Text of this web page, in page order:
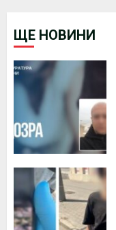
ЩЕ НОВИНИ